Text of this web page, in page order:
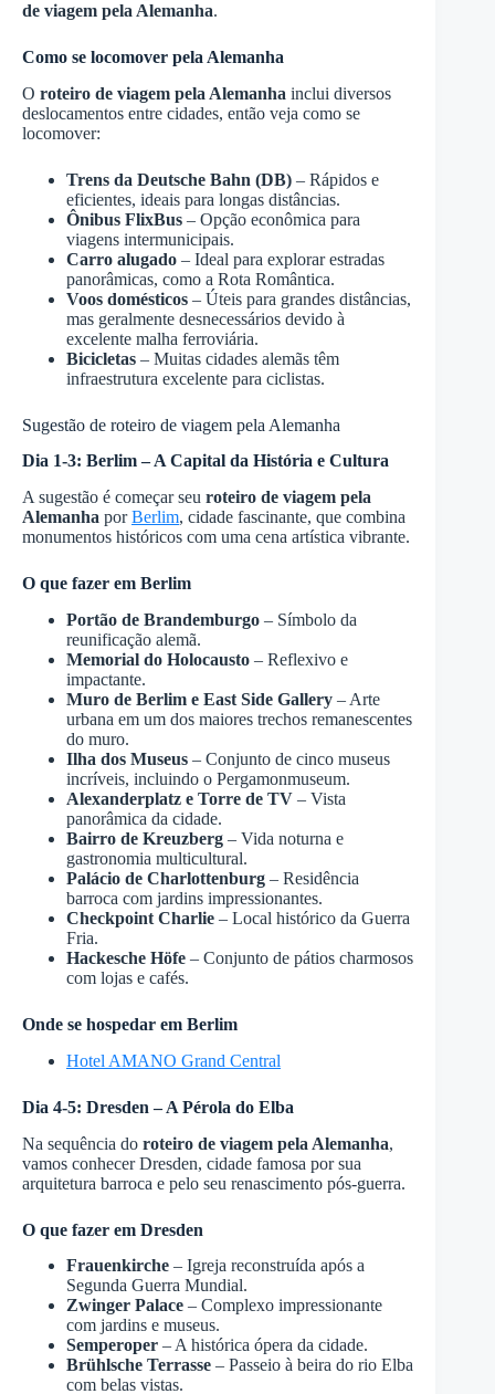
de viagem pela Alemanha.
Como se locomover pela Alemanha
O roteiro de viagem pela Alemanha inclui diversos
deslocamentos entre cidades, então veja como se
locomover:
Trens da Deutsche Bahn (DB) – Rápidos e
eficientes, ideais para longas distâncias.
Ônibus FlixBus – Opção econômica para
viagens intermunicipais.
Carro alugado – Ideal para explorar estradas
panorâmicas, como a Rota Romântica.
Voos domésticos – Úteis para grandes distâncias,
mas geralmente desnecessários devido à
excelente malha ferroviária.
Bicicletas – Muitas cidades alemãs têm
infraestrutura excelente para ciclistas.
Sugestão de roteiro de viagem pela Alemanha
Dia 1-3: Berlim – A Capital da História e Cultura
A sugestão é começar seu roteiro de viagem pela
Alemanha porBerlim, cidade fascinante, que combina
monumentos históricos com uma cena artística vibrante.
O que fazer em Berlim
Portão de Brandemburgo – Símbolo da
reunificação alemã.
Memorial do Holocausto – Reflexivo e
impactante.
Muro de Berlim e East Side Gallery – Arte
urbana em um dos maiores trechos remanescentes
do muro.
Ilha dos Museus – Conjunto de cinco museus
incríveis, incluindo o Pergamonmuseum.
Alexanderplatz e Torre de TV – Vista
panorâmica da cidade.
Bairro de Kreuzberg – Vida noturna e
gastronomia multicultural.
Palácio de Charlottenburg – Residência
barroca com jardins impressionantes.
Checkpoint Charlie – Local histórico da Guerra
Fria.
Hackesche Höfe – Conjunto de pátios charmosos
com lojas e cafés.
Onde se hospedar em Berlim
Hotel AMANO Grand Central
Dia 4-5: Dresden – A Pérola do Elba
Na sequência do roteiro de viagem pela Alemanha,
vamos conhecer Dresden, cidade famosa por sua
arquitetura barroca e pelo seu renascimento pós-guerra.
O que fazer em Dresden
Frauenkirche – Igreja reconstruída após a
Segunda Guerra Mundial.
Zwinger Palace – Complexo impressionante
com jardins e museus.
Semperoper – A histórica ópera da cidade.
Brühlsche Terrasse – Passeio à beira do rio Elba
com belas vistas.